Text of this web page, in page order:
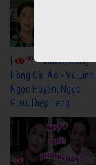
9059 Video] Bông
Hồng Cài Áo - Vũ Linh,
Ngọc Huyền, Ngọc
Giàu, Diệp Lang